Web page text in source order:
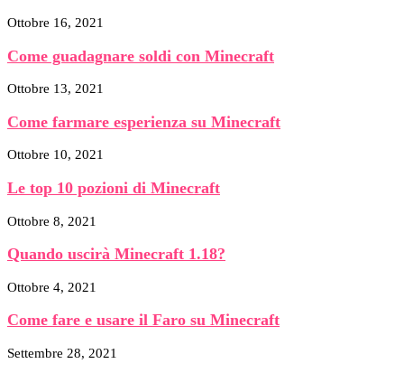
Ottobre 16, 2021
Come guadagnare soldi con Minecraft
Ottobre 13, 2021
Come farmare esperienza su Minecraft
Ottobre 10, 2021
Le top 10 pozioni di Minecraft
Ottobre 8, 2021
Quando uscirà Minecraft 1.18?
Ottobre 4, 2021
Come fare e usare il Faro su Minecraft
Settembre 28, 2021